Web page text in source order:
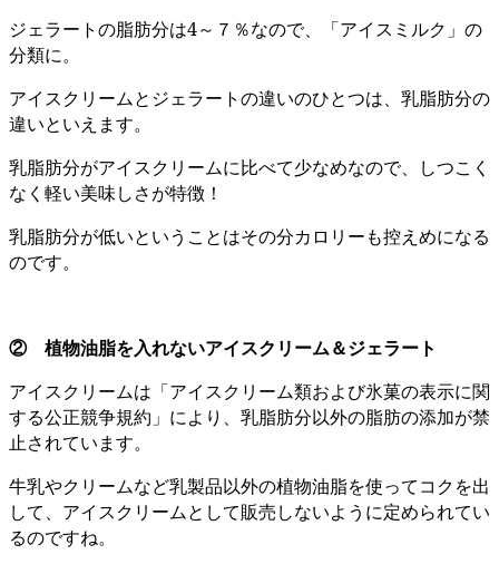
ジェラートの脂肪分は4～７％なので、「アイスミルク」の
分類に。
アイスクリームとジェラートの違いのひとつは、乳脂肪分の
違いといえます。
乳脂肪分がアイスクリームに比べて少なめなので、しつこく
なく軽い美味しさが特徴！
乳脂肪分が低いということはその分カロリーも控えめになる
のです。
② 植物油脂を入れないアイスクリーム＆ジェラート
アイスクリームは「アイスクリーム類および氷菓の表示に関
する公正競争規約」により、乳脂肪分以外の脂肪の添加が禁
止されています。
牛乳やクリームなど乳製品以外の植物油脂を使ってコクを出
して、アイスクリームとして販売しないように定められてい
るのですね。